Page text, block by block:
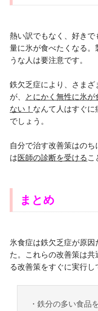
熱い訳でもなく、好き
量に氷が食べたくなる。
うな人は要注意です。
鉄欠乏症により、さま
が、
とにかく無性に氷
ない！ なんて人はすぐに
でしょう。
自分で治す改善策はの
は医師の診断を受ける こ
まとめ
氷食症は鉄欠乏症が原
た。これらの改善策は
る改善策をすぐに実行し
・鉄分の多い食品